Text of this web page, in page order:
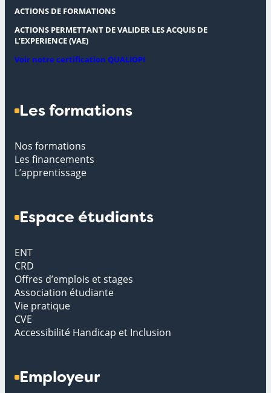
ACTIONS DE FORMATIONS
ACTIONS PERMETTANT DE VALIDER LES ACQUIS DE
L’EXPERIENCE (VAE)
Voir notre certification QUALIOPI
Les formations
Nos formations
Les financements
L’apprentissage
Espace étudiants
ENT
CRD
Offres d’emplois et stages
Association étudiante
Vie pratique
CVE
Accessibilité Handicap et Inclusion
Employeur